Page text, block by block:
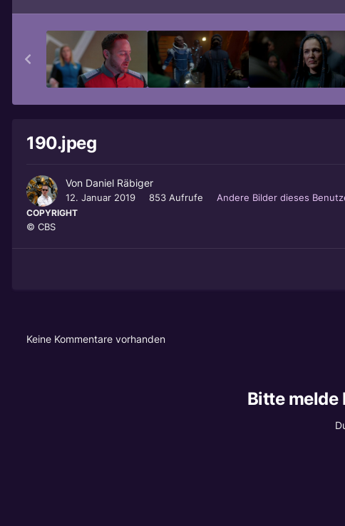
190.jpeg
Von Daniel Räbiger
12. Januar 2019 853 Aufrufe Andere Bilder dieses
COPYRIGHT
© CBS
Keine Kommentare vorhanden
Bitte melde